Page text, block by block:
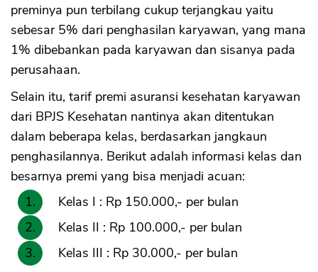
preminya pun terbilang cukup terjangkau yaitu
sebesar 5% dari penghasilan karyawan, yang mana
1% dibebankan pada karyawan dan sisanya pada
perusahaan.
Selain itu, tarif premi asuransi kesehatan karyawan
dari BPJS Kesehatan nantinya akan ditentukan
dalam beberapa kelas, berdasarkan jangkaun
penghasilannya. Berikut adalah informasi kelas dan
besarnya premi yang bisa menjadi acuan:
Kelas I : Rp 150.000,- per bulan
Kelas II : Rp 100.000,- per bulan
Kelas III : Rp 30.000,- per bulan
CANCEL